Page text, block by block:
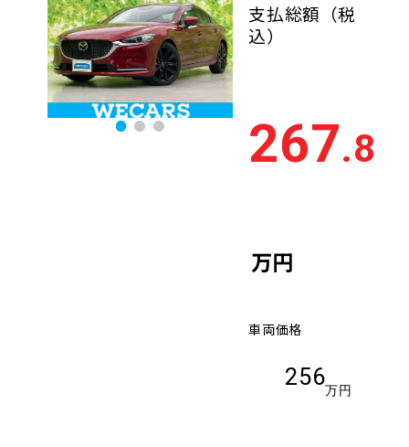
企業情報
0120-733-500
年式 新しい順
走行距
離
少ない順
排気量 大きい順 小さ
支払総額 （税
込）
267.8
万円
車両価格
256
万円